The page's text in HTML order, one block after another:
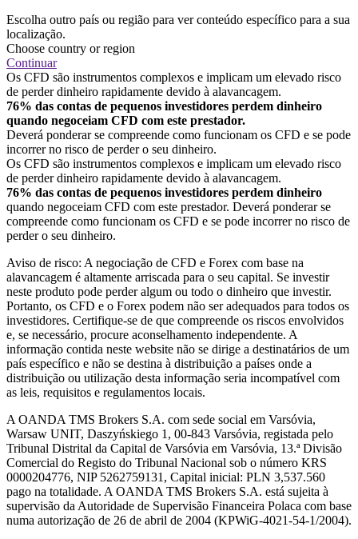
Escolha outro país ou região para ver conteúdo específico para a sua
localização.
Choose country or region
Continuar
Os CFD são instrumentos complexos e implicam um elevado risco
de perder dinheiro rapidamente devido à alavancagem.
76% das contas de pequenos investidores perdem dinheiro
quando negoceiam CFD com este prestador.
Deverá ponderar se compreende como funcionam os CFD e se pode
incorrer no risco de perder o seu dinheiro.
Os CFD são instrumentos complexos e implicam um elevado risco
de perder dinheiro rapidamente devido à alavancagem.
76% das contas de pequenos investidores perdem dinheiro
quando negoceiam CFD com este prestador. Deverá ponderar se
compreende como funcionam os CFD e se pode incorrer no risco de
perder o seu dinheiro.
Aviso de risco: A negociação de CFD e Forex com base na
alavancagem é altamente arriscada para o seu capital. Se investir
neste produto pode perder algum ou todo o dinheiro que investir.
Portanto, os CFD e o Forex podem não ser adequados para todos os
investidores. Certifique-se de que compreende os riscos envolvidos
e, se necessário, procure aconselhamento independente. A
informação contida neste website não se dirige a destinatários de um
país específico e não se destina à distribuição a países onde a
distribuição ou utilização desta informação seria incompatível com
as leis, requisitos e regulamentos locais.
A OANDA TMS Brokers S.A. com sede social em Varsóvia,
Warsaw UNIT, Daszyńskiego 1, 00-843 Varsóvia, registada pelo
Tribunal Distrital da Capital de Varsóvia em Varsóvia, 13.ª Divisão
Comercial do Registo do Tribunal Nacional sob o número KRS
0000204776, NIP 5262759131, Capital inicial: PLN 3,537.560
pago na totalidade. A OANDA TMS Brokers S.A. está sujeita à
supervisão da Autoridade de Supervisão Financeira Polaca com base
numa autorização de 26 de abril de 2004 (KPWiG-4021-54-1/2004).